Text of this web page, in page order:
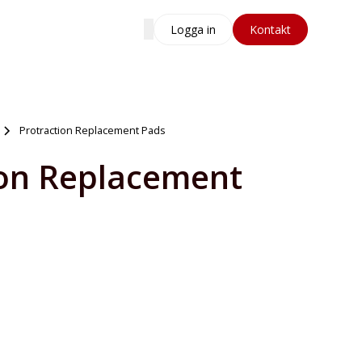
Logga in Kontakt
Protraction Replacement Pads
Replacement